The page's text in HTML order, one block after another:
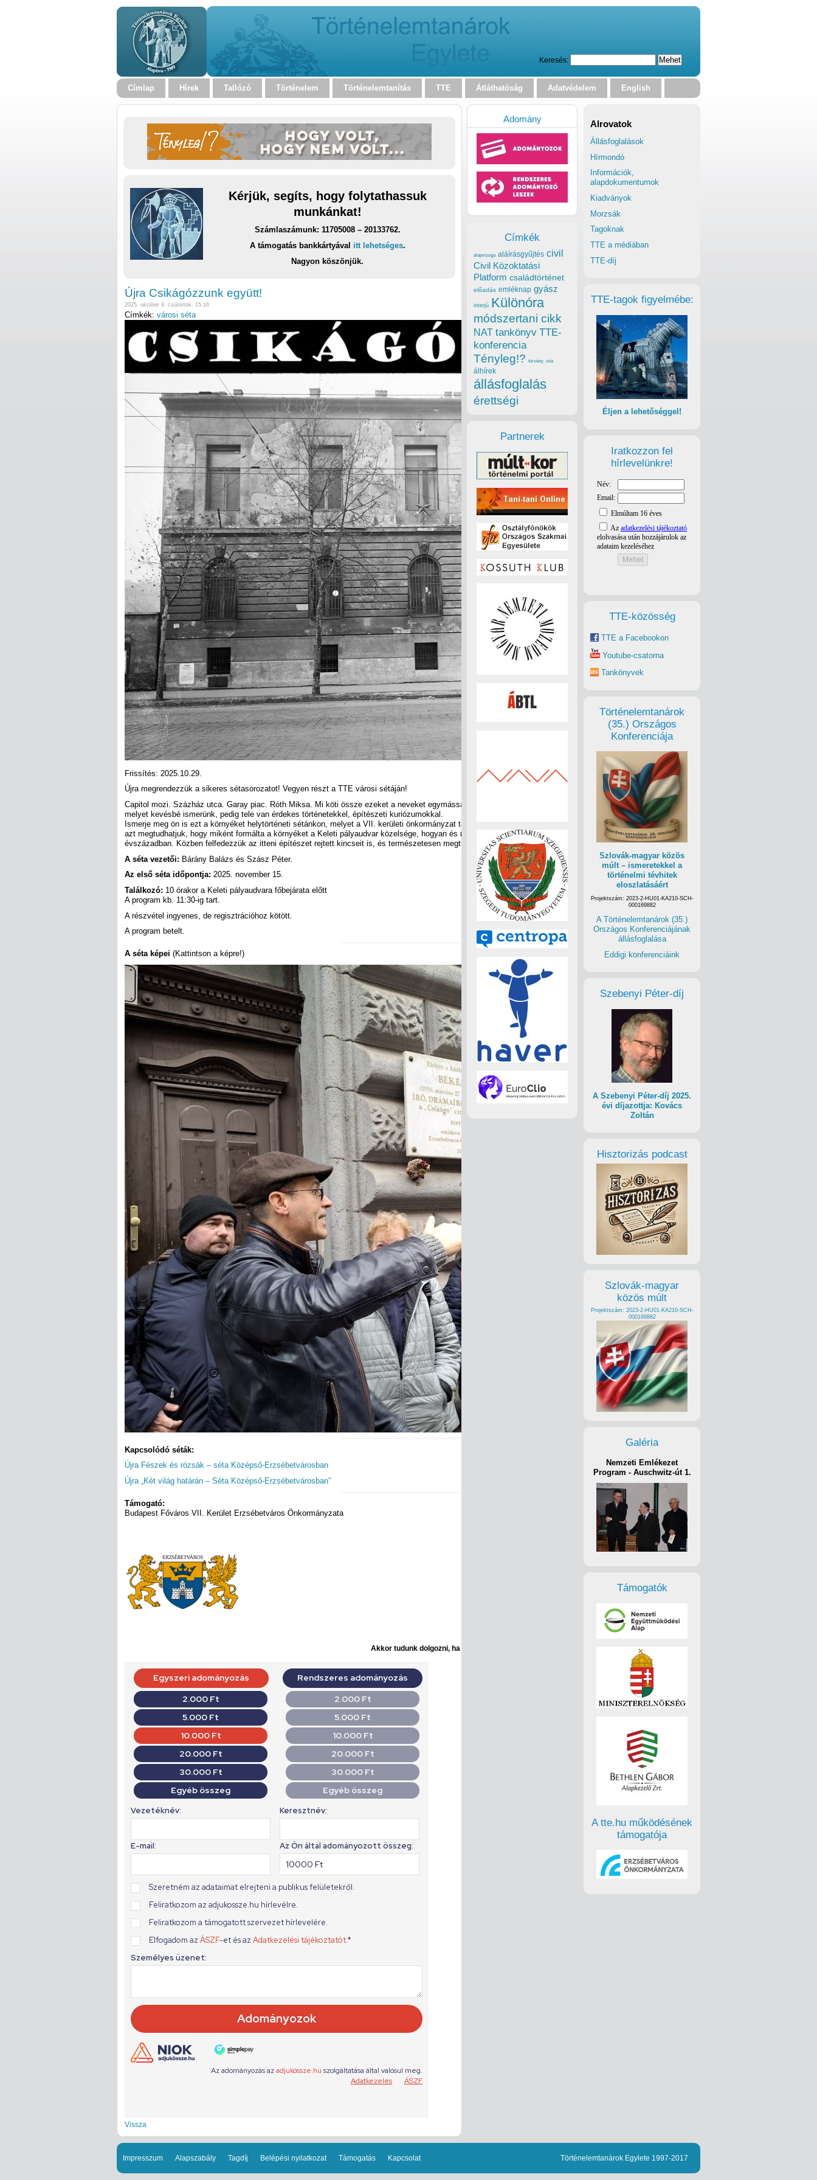
Keresés:
Címlap Hírek Tallózó Történelem Történelemtanítás TTE Átláthatóság Adatvédelem English
Kérjük, segíts, hogy folytathassuk
munkánkat!
Számlaszámunk: 11705008 – 20133762.
A támogatás bankkártyával itt lehetséges.
Nagyon köszönjük.
Újra Csikágózzunk együtt!
2025. október 9. csütörtök, 15:16
Címkék: városi séta
Frissítés: 2025.10.29.
Újra megrendezzük a sikeres sétasorozatot! Vegyen részt a TTE városi sétáján!
Capitol mozi. Százház utca. Garay piac. Róth Miksa. Mi köti össze ezeket a neveket egymással? A Csikágó. Így, fonetikusan írva. Ez a környék Erzsébetváros azon szelete,
melyet kevésbé ismerünk, pedig tele van érdekes történetekkel, építészeti kuriózumokkal.
Ismerje meg ön is ezt a környéket helytörténeti sétánkon, melyet a VII. kerületi önkormányzat támogatásával indít a Történelemtanárok Egylete. Az egyórás időutazás során
azt megtudhatjuk, hogy miként formálta a környéket a Keleti pályaudvar közelsége, hogyan és mivel kereskedtek a helyi kofák, milyen bűnesetek történtek errefelé az elmúlt
évszázadban. Közben felfedezzük az itteni építészet rejtett kincseit is, és természetesen megtudhatjuk, hogy miért kapta ez a város a Csikágó gúnynevet. Tartson velünk!
A séta vezetői: Bárány Balázs és Szász Péter.
Az első séta időpontja: 2025. november 15.
Találkozó: 10 órakor a Keleti pályaudvara főbejárata előtt
A program kb. 11:30-ig tart.
A részvétel ingyenes, de regisztrációhoz kötött.
A program betelt.
A séta képei (Kattintson a képre!)
Kapcsolódó séták:
Újra Fészek és rózsák – séta Középső-Erzsébetvárosban
Újra „Két világ határán – Séta Középső-Erzsébetvárosban”
Támogató:
Budapest Főváros VII. Kerület Erzsébetváros Önkormányzata
Akkor tudunk dolgozni, ha Ön is segít!
Vissza
Alrovatok
Állásfoglalások
Hírmondó
Információk,
alapdokumentumok
Kiadványok
Morzsák
Tagoknak
TTE a médiában
TTE-díj
TTE-tagok figyelmébe:
Éljen a lehetőséggel!
Iratkozzon fel
hírlevelünkre!
TTE-közösség
TTE a Facebookon
Youtube-csatorna
Tankönyvek
Történelemtanárok
(35.) Országos
Konferenciája
Szlovák-magyar közös
múlt – ismeretekkel a
történelmi tévhitek
eloszlatásáért
Projektszám: 2023-2-HU01-KA210-SCH-
000169882
A Történelemtanárok (35.)
Országos Konferenciájának
állásfoglalása
Eddigi konferenciáink
Szebenyi Péter-díj
A Szebenyi Péter-díj 2025.
évi díjazottja: Kovács
Zoltán
Hisztorizás podcast
Szlovák-magyar
közös múlt
Projektszám: 2023-2-HU01-KA210-SCH-
000169882
Galéria
Nemzeti Emlékezet
Program - Auschwitz-út 1.
Támogatók
A tte.hu működésének
támogatója
Adomány
Címkék
alapvizsga aláírásgyűjtés civil
Civil Közoktatási
Platform családtörténet
előadás emléknap gyász
interjú Különóra
módszertani cikk
NAT tankönyv TTE-
konferencia
Tényleg!? törvény vita
álhírek
állásfoglalás
érettségi
Partnerek
Impresszum Alapszabály Tagdíj Belépési nyilatkozat Támogatás Kapcsolat Történelemtanárok Egylete 1997-2017